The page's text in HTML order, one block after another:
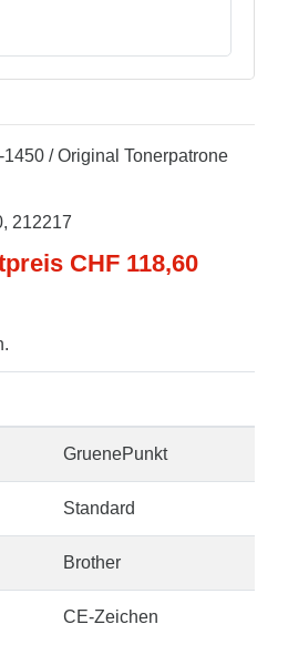
/ Original Tonerpatrone
212217
CHF 118,60
GruenePunkt
Standard
Brother
CE-Zeichen